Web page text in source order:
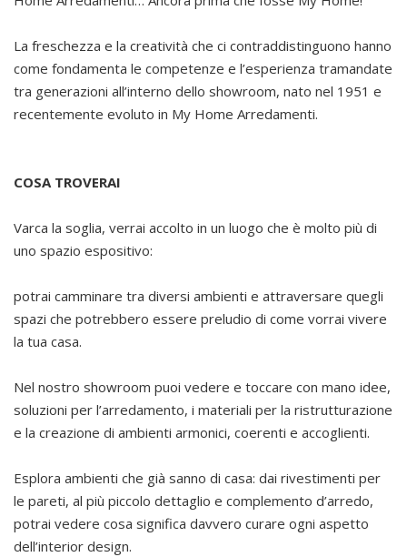
La freschezza e la creatività che ci contraddistinguono hanno
come fondamenta le competenze e l’esperienza tramandate
tra generazioni all’interno dello showroom, nato nel 1951 e
recentemente evoluto in My Home Arredamenti.
COSA TROVERAI
Varca la soglia, verrai accolto in un luogo che è molto più di
uno spazio espositivo:
potrai camminare tra diversi ambienti e attraversare quegli
spazi che potrebbero essere preludio di come vorrai vivere
la tua casa.
Nel nostro showroom puoi vedere e toccare con mano idee,
soluzioni per l’arredamento, i materiali per la ristrutturazione
e la creazione di ambienti armonici, coerenti e accoglienti.
Esplora ambienti che già sanno di casa: dai rivestimenti per
le pareti, al più piccolo dettaglio e complemento d’arredo,
potrai vedere cosa significa davvero curare ogni aspetto
dell’interior design.